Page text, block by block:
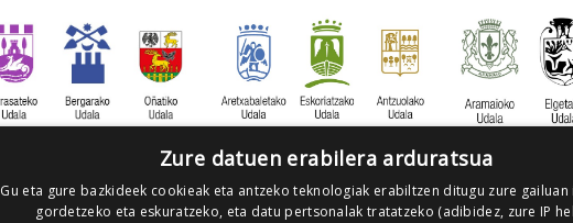
Zure datuen erabilera arduratsua
Gu eta gure bazkideek cookieak eta antzeko teknologiak erabiltzen ditugu zure
gordetzeko eta eskuratzeko, eta datu pertsonalak tratatzeko (adibidez, zure IP